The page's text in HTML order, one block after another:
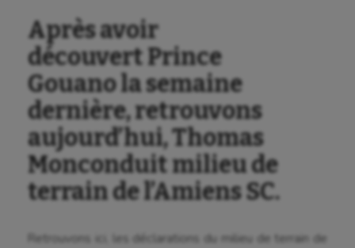
Après avoir
découvert Prince
Gouano la semaine
dernière, retrouvons
aujourd’hui, Thomas
Monconduit milieu de
terrain de l’Amiens SC.
Retrouvons ici, les déclarations du milieu de terrain de